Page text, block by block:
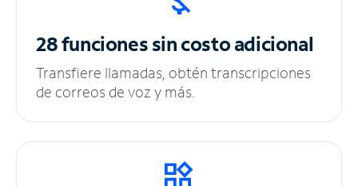
28 funciones sincosto adicional
Transfiere llamadas, obtén transcripciones
de correos de voz y más.